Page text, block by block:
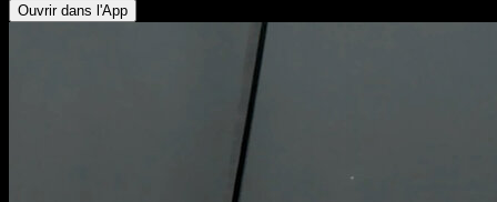
Ouvrir dans l'App